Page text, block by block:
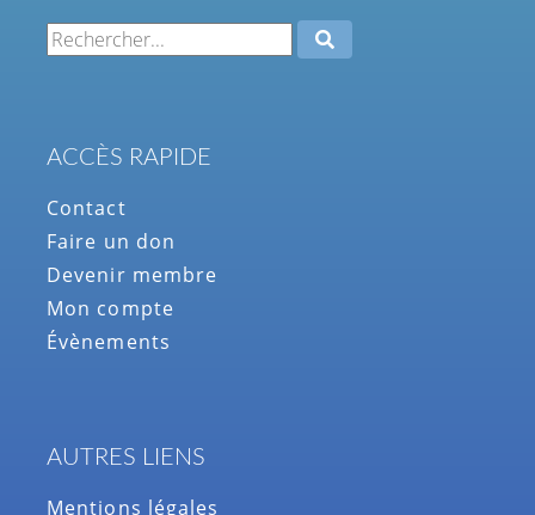
ACCÈS RAPIDE
Contact
Faire un don
Devenir membre
Mon compte
Évènements
AUTRES LIENS
Mentions légales